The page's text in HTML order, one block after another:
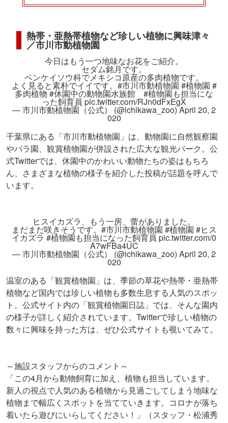
熱帯・亜熱帯植物など珍しい植物に興味津々
／市川市動植物園
今日はもう一つ地味なお花をご紹介。
セダム銘月です。
ベンケイソウ科でメキシコ原産の多肉植物です。
よく見ると素朴でイイです。 #市川市動植物園 #植物園 #
多肉植物#休園中の動物園水族館 #植物園も担当にな
った飼育員 pic.twitter.com/RJn0dFxEgX
— 市川市動植物園（公式） (@ichikawa_zoo)April 20, 2
020
千葉県にある「市川市動植物園」は、動物園に自然観察園
やバラ園、観賞植物園が併設された広大な観光パーク。公
式Twitterでは、休園中のかわいい動物たちの姿はもちろ
ん、さまざまな植物の様子を紹介した投稿が話題を呼んで
います。
ヒスイカズラ、もう一房、蕾がありました。
まだまだ咲きそうです。 #市川市動植物園#植物園 #ヒス
イカズラ #植物園も担当になった飼育員 pic.twitter.com/0
A7wFBa4UC
— 市川市動植物園（公式） (@ichikawa_zoo) April 20, 2
020
温室のある「観賞植物園」は、季節の草花や熱帯・亜熱帯
植物など国内では珍しい植物も多数生息する人気のスポッ
ト。公式サイト内の「観賞植物園日誌」では、そんな園内
の様子が詳しく紹介されています。Twitterで珍しい植物の
数々に興味を持った方は、ぜひ公式サイトも覗いてみて。
～施設スタッフからのコメント～
「この4月から動物飼育に加え、植物も担当しています。
新人の視点で人気のある植物から見過ごしてしまう地味な
植物まで幅広くスポットを当てていきます。コロナが落ち
着いたら遊びにいらしてください！」（スタッフ・松浦秀